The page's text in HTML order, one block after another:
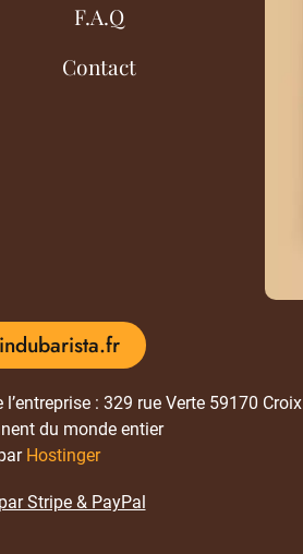
F.A.Q
Contact
: 329 rue Verte 59170 Croix
du monde entier
Hostinger
Stripe & PayPal